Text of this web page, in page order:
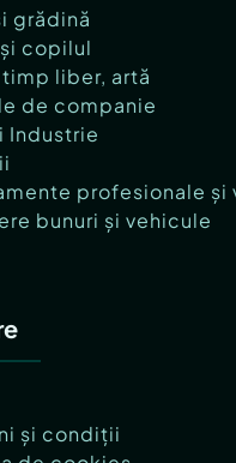
grădină
copilul
liber, artă
de companie
Industrie
profesionale și
bunuri și vehicule
și condiții